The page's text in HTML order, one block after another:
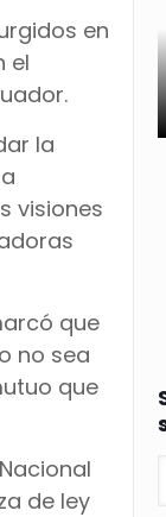
en
el
la
visiones
que
no sea
que
de ley